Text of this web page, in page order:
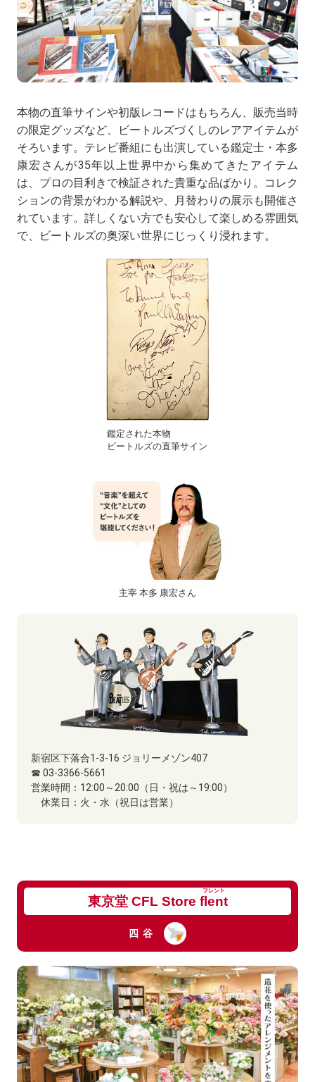
本物の直筆サインや初版レコードはもちろん、販売当時
の限定グッズなど、ビートルズづくしのレアアイテムが
そろいます。テレビ番組にも出演している鑑定士・本多
康宏さんが35年以上世界中から集めてきたアイテム
は、プロの目利きで検証された貴重な品ばかり。コレク
ションの背景がわかる解説や、月替わりの展示も開催さ
れています。詳しくない方でも安心して楽しめる雰囲気
で、ビートルズの奥深い世界にじっくり浸れます。
鑑定された本物
ビートルズの直筆サイン
主宰 本多 康宏さん
新宿区下落合1-3-16 ジョリーメゾン407
☎ 03-3366-5661
営業時間： 12:00～20:00（日・祝は～19:00）
休業日： 火・水（祝日は営業）
東京堂 CFL Store flent
フレント
四谷